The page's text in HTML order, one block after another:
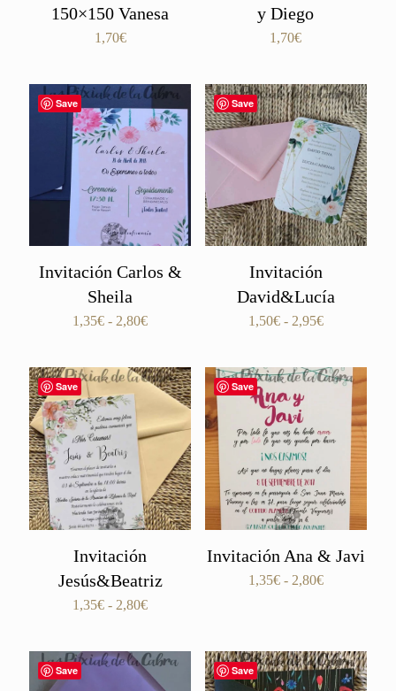
150×150 Vanesa
1,70€
y Diego
1,70€
Save
Invitación Carlos &
Sheila
1,35€ - 2,80€Rango
desde
1,35€
2,80€
Save
Invitación
David&Lucía
1,50€ - 2,95€Rango
desde
1,50€
2,95€
Save
Invitación
Jesús&Beatriz
1,35€ - 2,80€Rango
desde
1,35€
Save
Invitación Ana & Javi
1,35€ - 2,80€Rango
1,35€
hasta
Save Save